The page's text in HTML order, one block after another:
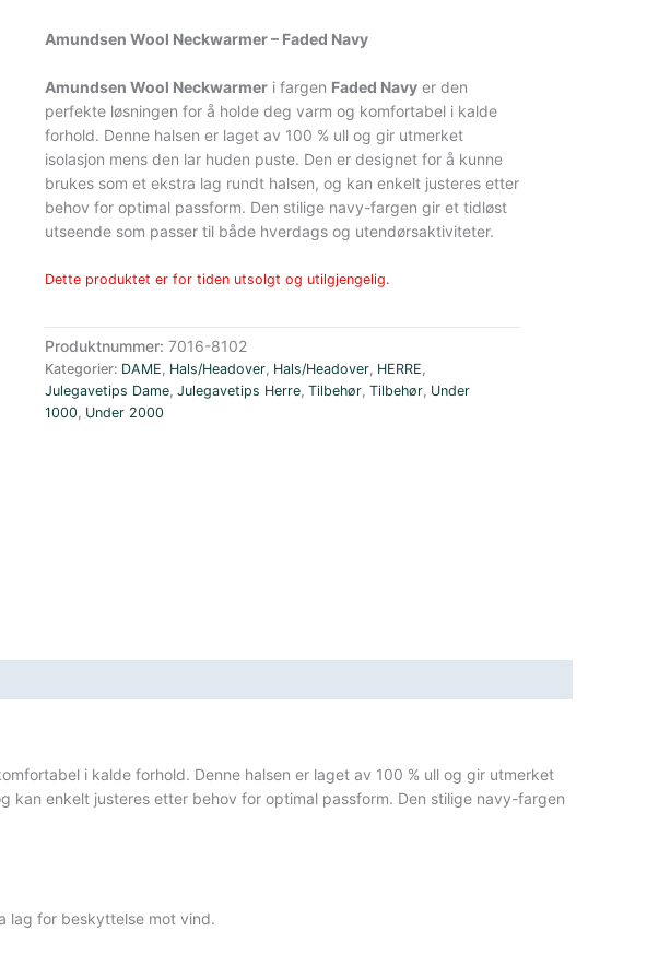
Amundsen Wool Neckwarmer – Faded Navy
Amundsen Wool Neckwarmeri fargen Faded Navyer den
perfekte løsningen for å holde deg varm og komfortabel i kalde
forhold. Denne halsen er laget av 100 % ull og gir utmerket
isolasjon mens den lar huden puste. Den er designet for å kunne
brukes som et ekstra lag rundt halsen, og kan enkelt justeres etter
behov for optimal passform. Den stilige navy-fargen gir et tidløst
utseende som passer til både hverdags og utendørsaktiviteter.
Dette produktet er for tiden utsolgt og utilgjengelig.
Produktnummer: 7016-8102
Kategorier: DAME, Hals/Headover, Hals/Headover, HERRE,
Julegavetips Dame, Julegavetips Herre, Tilbehør, Tilbehør, Under
1000, Under 2000
i kalde forhold. Denne halsen er laget av 100 % ull og gir utmerket
kan enkelt justeres etter behov for optimal passform. Den stilige navy-fargen
lag for beskyttelse mot vind.